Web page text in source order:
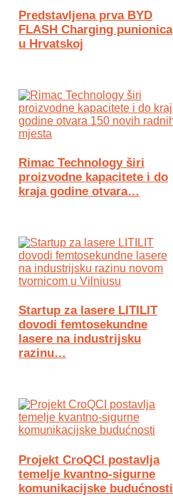
Predstavljena prva BYD
FLASH Charging punionica
u Hrvatskoj
Rimac Technology širi
proizvodne kapacitete i do
kraja godine otvara…
Startup za lasere LITILIT
dovodi femtosekundne
lasere na industrijsku
razinu…
Projekt CroQCI postavlja
temelje kvantno-sigurne
komunikacijske budućnosti